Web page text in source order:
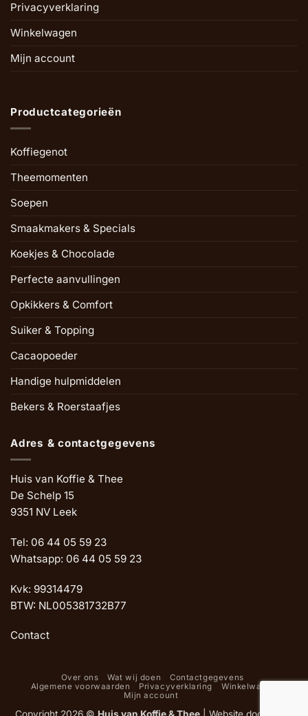
Privacyverklaring
Winkelwagen
Mijn account
Productcategorieën
Koffiegenot
Theemomenten
Soepen
Smaakmakers & Specials
Koekjes & Chocolade
Perfecte aanvullingen
Opkikkers & Comfort
Suiker & Topping
Cacaopoeder
Handige hulpmiddelen
Bekers & Roerstaafjes
Adres & contactgegevens
Huis van Koffie & Thee
De Schelp 15
9351 NV Leek
Tel: 06 44 05 59 23
Whatsapp: 06 44 05 59 23
Kvk: 99314479
BTW: NL005381732B77
Contact
Over ons Wat wij doen
Contactgegevens
Algemene voorwaarden
Privacyverklaring
Winkelwagen
Mijn account